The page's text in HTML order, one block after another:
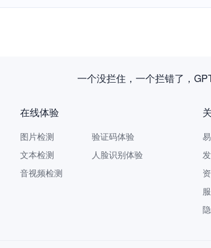
一个没拦住，一个拦错了，
在线体验
图片检测
文本检测
音视频检测
验证码体验
人脸识别体验